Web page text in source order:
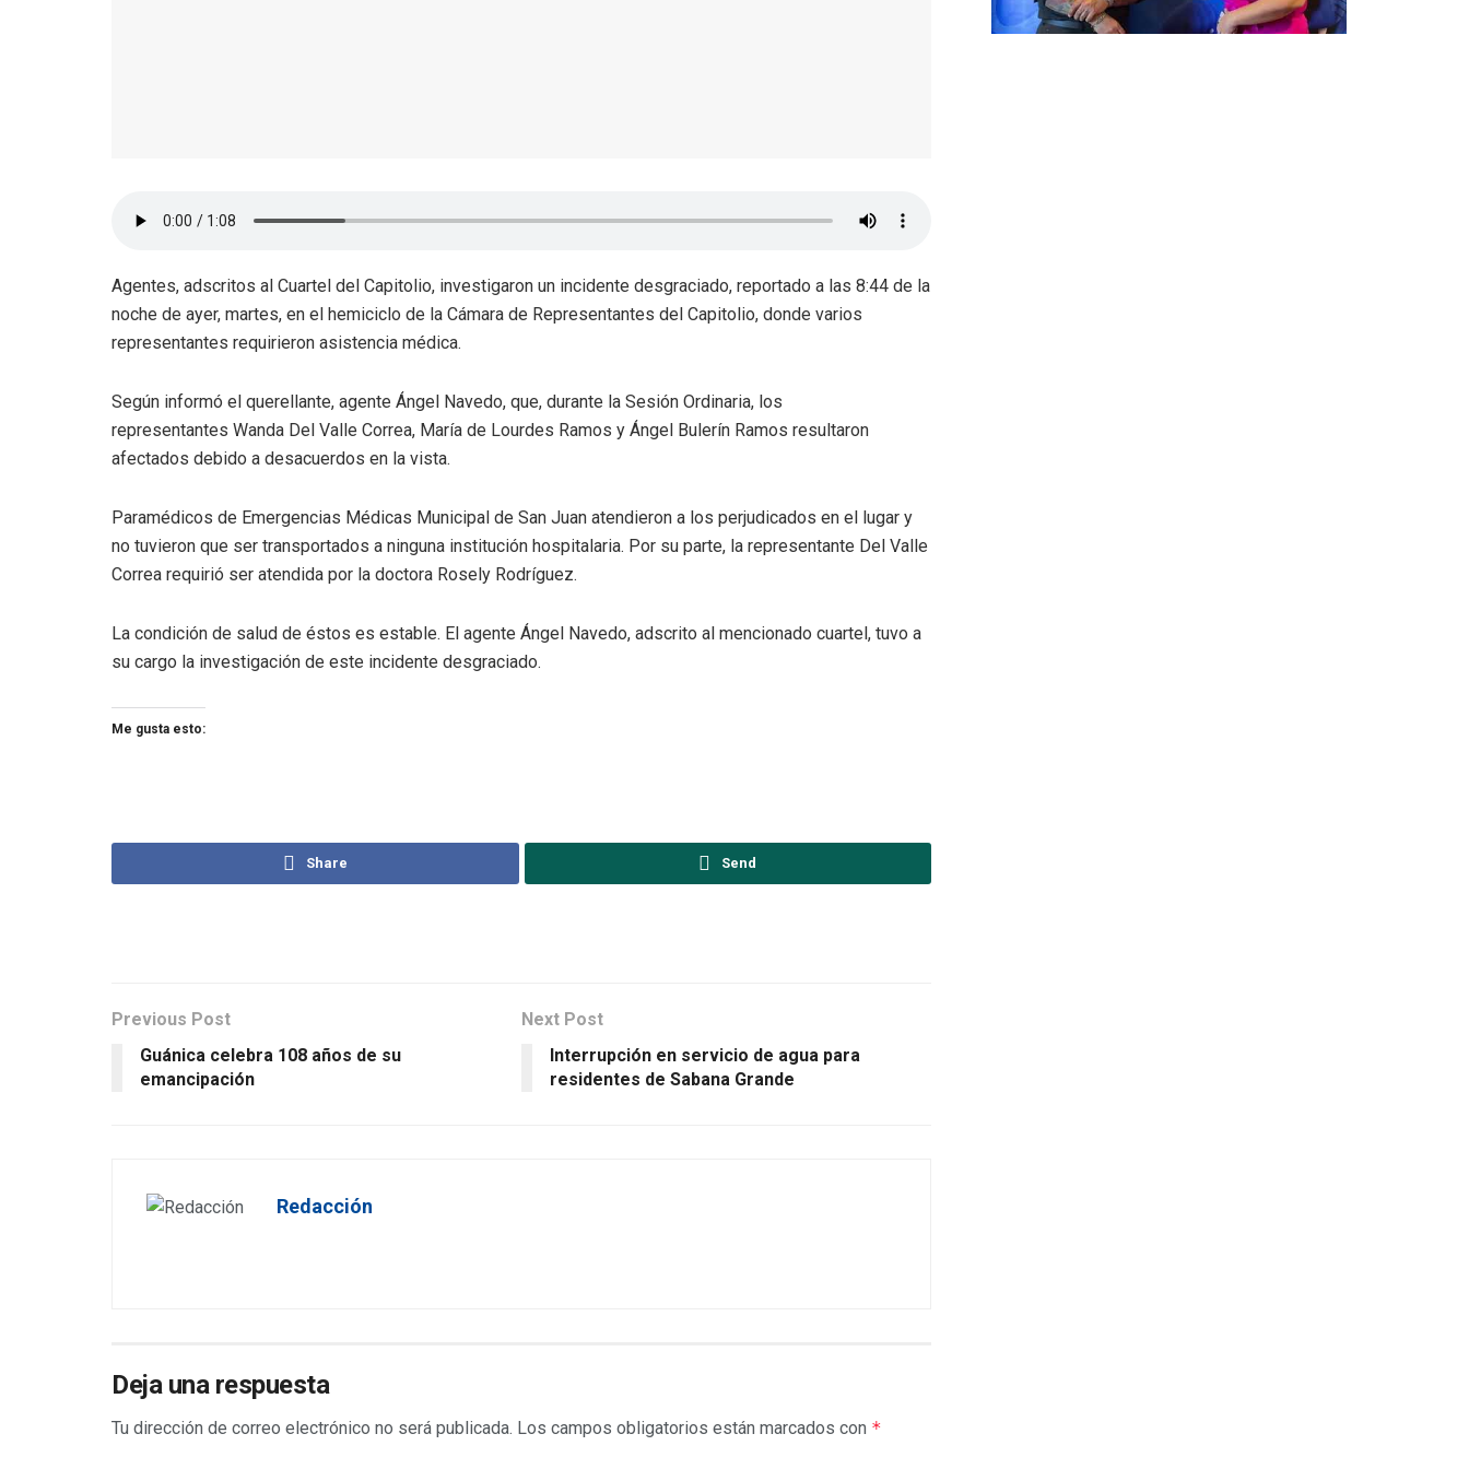
Agentes, adscritos al Cuartel del Capitolio, investigaron un incidente desgraciado, reportado a las 8:44 de la
noche de ayer, martes, en el hemiciclo de la Cámara de Representantes del Capitolio, donde varios
representantes requirieron asistencia médica.
Según informó el querellante, agente Ángel Navedo, que, durante la Sesión Ordinaria, los
representantes Wanda Del Valle Correa, María de Lourdes Ramos y Ángel Bulerín Ramos resultaron
afectados debido a desacuerdos en la vista.
Paramédicos de Emergencias Médicas Municipal de San Juan atendieron a los perjudicados en el lugar y
no tuvieron que ser transportados a ninguna institución hospitalaria. Por su parte, la representante Del Valle
Correa requirió ser atendida por la doctora Rosely Rodríguez.
La condición de salud de éstos es estable. El agente Ángel Navedo, adscrito al mencionado cuartel, tuvo a
su cargo la investigación de este incidente desgraciado.
Me gusta esto:
Share Send
Previous Post
Guánica celebra 108 años de su
emancipación
Next Post
Interrupción en servicio de agua para
residentes de Sabana Grande
Redacción
Deja una respuesta
Tu dirección de correo electrónico no será publicada. Los campos obligatorios están marcados con *